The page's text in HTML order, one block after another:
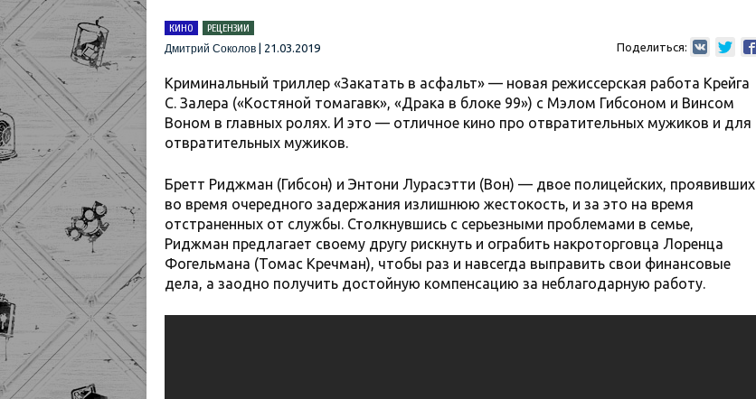
КИНО
РЕЦЕНЗИИ
Дмитрий Соколов
21.03.2019 Поделиться:
Криминальный триллер «Закатать в асфальт» — новая режиссерская работа Крейга
С. Залера («Костяной томагавк», «Драка в блоке 99») с Мэлом Гибсоном и Винсом
Воном в главных ролях. И это — отличное кино про отвратительных мужиков и для
отвратительных мужиков.
Бретт Риджман (Гибсон) и Энтони Лурасэтти (Вон) — двое полицейских, проявивших
во время очередного задержания излишнюю жестокость, и за это на время
отстраненных от службы. Столкнувшись с серьезными проблемами в семье,
Риджман предлагает своему другу рискнуть и ограбить накроторговца Лоренца
Фогельмана (Томас Кречман), чтобы раз и навсегда выправить свои финансовые
дела, а заодно получить достойную компенсацию за неблагодарную работу.